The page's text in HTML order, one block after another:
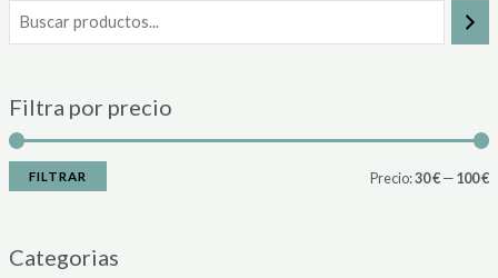
Filtra por precio
FILTRAR Precio:30 €—100 €
Categorias